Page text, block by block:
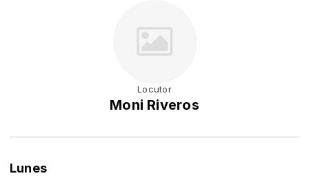
Locutor
Moni Riveros
Lunes